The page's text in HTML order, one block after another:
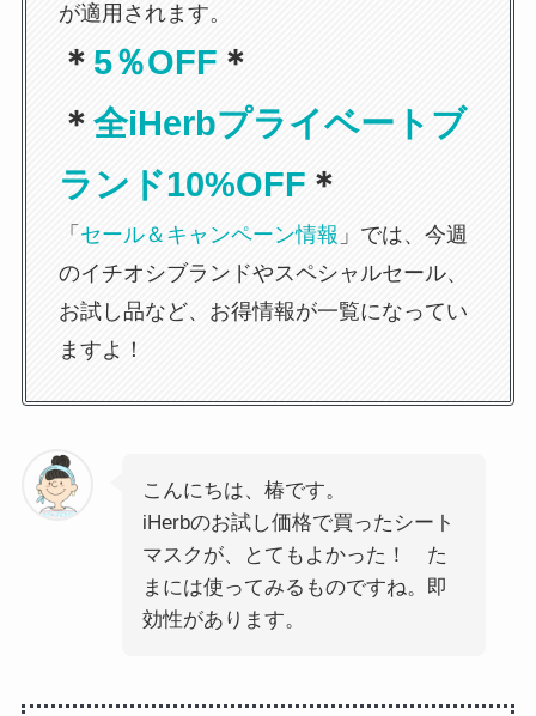
が適用されます。
＊ 5％OFF ＊
＊ 全iHerbプライベートブ
ランド10%OFF ＊
「 セール＆キャンペーン情報 」では、今週
のイチオシブランドやスペシャルセール、
お試し品など、お得情報が一覧になってい
ますよ！
こんにちは、椿です。
iHerbのお試し価格で買ったシート
マスクが、とてもよかった！ た
まには使ってみるものですね。即
効性があります。